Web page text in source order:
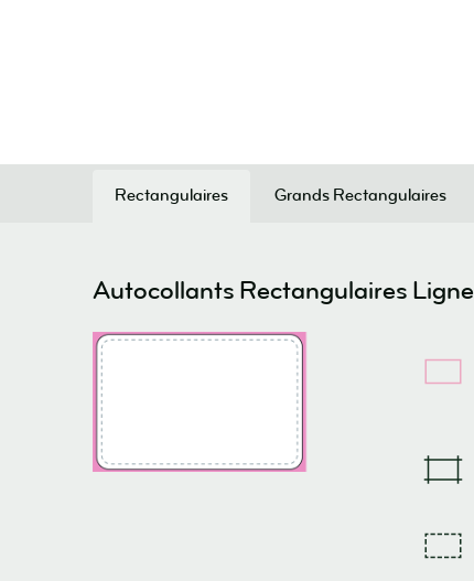
Rectangulaires
Autocollants Rectangulaires
Grands Rectangulaires